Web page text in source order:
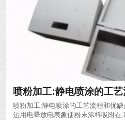
喷粉加工:静电喷涂的工
喷粉加工:静电喷涂的工艺流程和优
运用电晕放电表象使粉末涂料吸附在